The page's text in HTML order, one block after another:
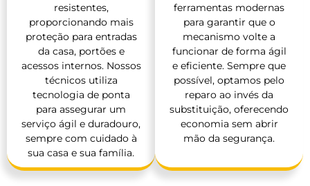
resistentes,
proporcionando mais
proteção para entradas
da casa, portões e
acessos internos. Nossos
técnicos utiliza
tecnologia de ponta
para assegurar um
serviço ágil e duradouro,
sempre com cuidado à
sua casa e sua família.
ferramentas modernas
para garantir que o
mecanismo volte a
funcionar de forma ágil
e eficiente. Sempre que
possível, optamos pelo
reparo ao invés da
substituição, oferecendo
economia sem abrir
mão da segurança.